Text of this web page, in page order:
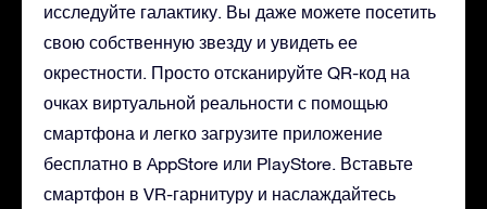
исследуйте галактику. Вы даже можете посетить
свою собственную звезду и увидеть ее
окрестности. Просто отсканируйте QR-код на
очках виртуальной реальности с помощью
смартфона и легко загрузите приложение
бесплатно в AppStore или PlayStore. Вставьте
смартфон в VR-гарнитуру и наслаждайтесь